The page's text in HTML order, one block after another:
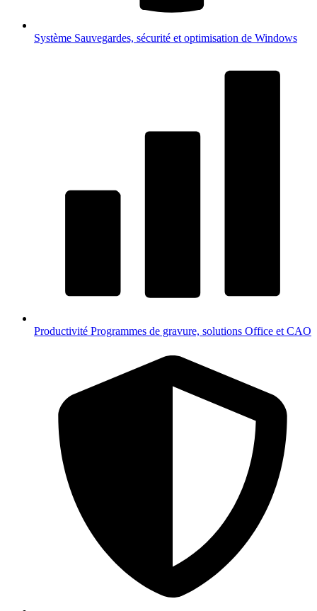
Système Sauvegardes, sécurité et optimisation de Windows
Productivité Programmes de gravure, solutions Office et CAO